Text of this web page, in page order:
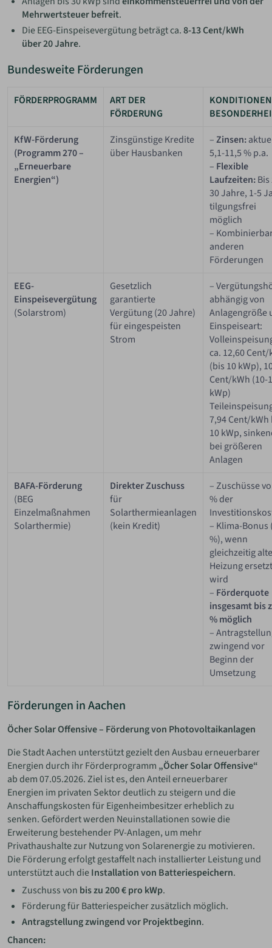
Mehrwertsteuer befreit.
Die EEG-Einspeisevergütung beträgt ca.8-13 Cent/kWh
über 20 Jahre.
Bundesweite Förderungen
FÖRDERPROGRAMM
ART DER
FÖRDERUNG
KfW-Förderung
(Programm 270 –
„Erneuerbare
Energien“)
Zinsgünstige Kredite
über Hausbanken
–Zinsen:
5,1-11,5 % p.a.
– Flexible
Laufzeiten:
30 Jahre, 1-5
tilgungsfrei
möglich
–
anderen
Förderungen
EEG-
Einspeisevergütung
(Solarstrom)
Gesetzlich
garantierte
Vergütung (20 Jahre)
für eingespeisten
Strom
–
abhängig von
Anlagengröße
Einspeiseart:
ca. 12,60 Cent/
(bis 10 kWp),
Cent/kWh (10-
kWp)
7,94 Cent/kWh
10 kWp,
bei größeren
Anlagen
BAFA-Förderung
(BEG
Einzelmaßnahmen
Solarthermie)
Direkter Zuschuss
für
Solarthermieanlagen
(kein Kredit)
– Zuschüsse
% der
– Klima-Bonus
%), wenn
gleichzeitig alte
Heizung ersetzt
wird
– Förderquote
insgesamt bis
% möglich
–
zwingend vor
Beginn der
Umsetzung
Förderungen in Aachen
Öcher Solar Offensive – Förderung von Photovoltaikanlagen
Die Stadt Aachen unterstützt gezielt den Ausbau erneuerbarer
Energien durch ihr Förderprogramm „Öcher Solar Offensive“
ab dem 07.05.2026. Ziel ist es, den Anteil erneuerbarer
Energien im privaten Sektor deutlich zu steigern und die
Anschaffungskosten für Eigenheimbesitzer erheblich zu
senken. Gefördert werden Neuinstallationen sowie die
Erweiterung bestehender PV-Anlagen, um mehr
Privathaushalte zur Nutzung von Solarenergie zu motivieren.
Die Förderung erfolgt gestaffelt nach installierter Leistung und
unterstützt auch dieInstallation von Batteriespeichern.
Zuschuss von bis zu 200 € pro kWp.
Förderung für Batteriespeicher zusätzlich möglich.
Antragstellung zwingend vor Projektbeginn.
Chancen: